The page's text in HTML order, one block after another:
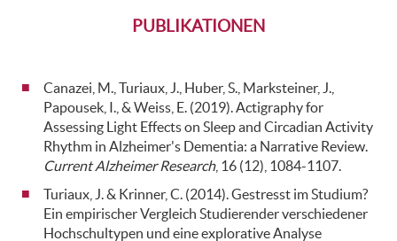
PUBLIKATIONEN
Canazei, M., Turiaux, J., Huber, S., Marksteiner, J.,
Papousek, I., & Weiss, E. (2019). Actigraphy for
Assessing Light Effects on Sleep and Circadian Activity
Rhythm in Alzheimer's Dementia: a Narrative Review.
Current Alzheimer Research, 16 (12), 1084-1107.
Turiaux, J. & Krinner, C. (2014). Gestresst im Studium?
Ein empirischer Vergleich Studierender verschiedener
Hochschultypen und eine explorative Analyse